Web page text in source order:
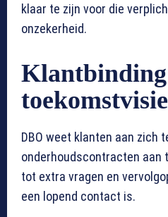
klaar te zijn voor die
onzekerheid.
toekomstvisie
DBO weet klanten aan zich
onderhoudscontracten aan
tot extra vragen en
een lopend contact is.